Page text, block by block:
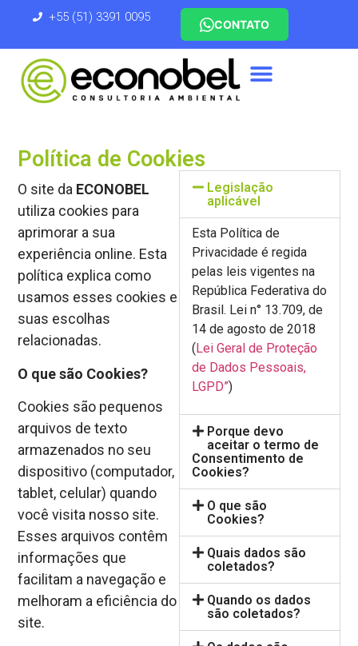
+55 (51) 3391 0095
CONTATO
Política de Cookies
O site da ECONOBEL
utiliza cookies para
aprimorar a sua
experiência online. Esta
política explica como
usamos esses cookies e
suas escolhas
relacionadas.
O que são Cookies?
Cookies são pequenos
arquivos de texto
armazenados no seu
dispositivo (computador,
tablet, celular) quando
você visita nosso site.
Esses arquivos contêm
informações que
facilitam a navegação e
melhoram a eficiência do
site.
Legislação
aplicável
Esta Política de
Privacidade é regida
pelas leis vigentes na
República Federativa do
Brasil. Lei n° 13.709, de
14 de agosto de 2018
( Lei Geral de Proteção
de Dados Pessoais,
LGPD”)
Porque devo
aceitar o termo de
Consentimento de
Cookies?
O que são
Cookies?
Quais dados são
coletados?
Quando os dados
são coletados?